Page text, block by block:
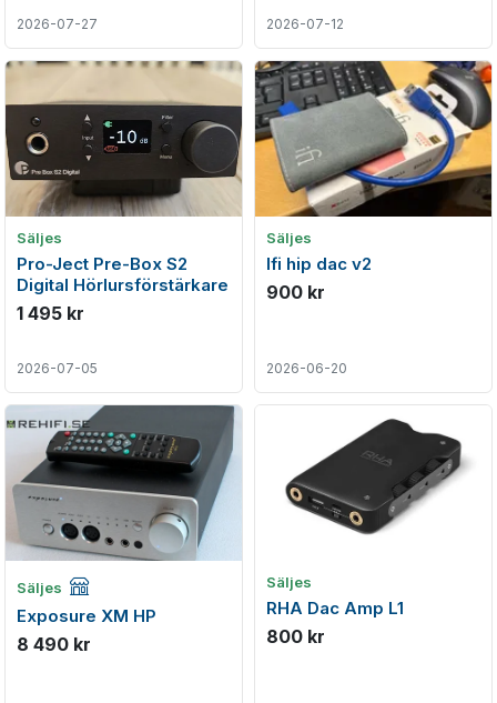
2026-07-27 2026-07-12
Säljes
Pro-Ject Pre-Box S2
Digital Hörlursförstärkare
1 495 kr
2026-07-05
Säljes
Ifi hip dac v2
900 kr
2026-06-20
Säljes Företagsannons
Exposure XM HP
8 490 kr
Säljes
RHA Dac Amp L1
800 kr